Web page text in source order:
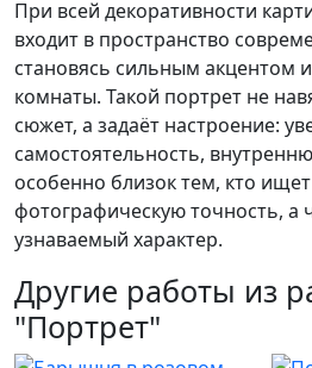
При всей декоративности
входит в пространство
становясь сильным акцентом
комнаты. Такой портрет не
сюжет, а задаёт настроение:
самостоятельность,
особенно близок тем, кто
фотографическую точность, а
узнаваемый характер.​
Другие работы из
"Портрет"